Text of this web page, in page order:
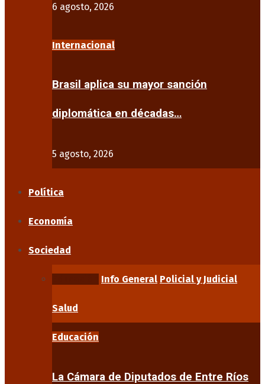
6 agosto, 2026
Internacional
Brasil aplica su mayor sanción
diplomática en décadas…
5 agosto, 2026
Política
Economía
Sociedad
Info General Policial y Judicial
Salud
Educación
La Cámara de Diputados de Entre Ríos